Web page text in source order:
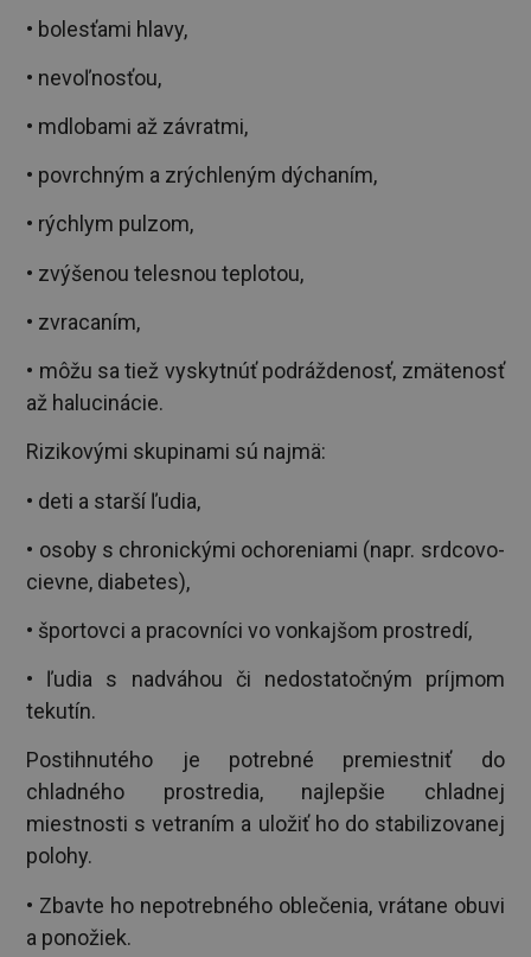
• bolesťami hlavy,
• nevoľnosťou,
• mdlobami až závratmi,
• povrchným a zrýchleným dýchaním,
• rýchlym pulzom,
• zvýšenou telesnou teplotou,
• zvracaním,
• môžu sa tiež vyskytnúť podráždenosť, zmätenosť
až halucinácie.
Rizikovými skupinami sú najmä:
• deti a starší ľudia,
• osoby s chronickými ochoreniami (napr. srdcovo-
cievne, diabetes),
• športovci a pracovníci vo vonkajšom prostredí,
• ľudia s nadváhou či nedostatočným príjmom
tekutín.
Postihnutého je potrebné premiestniť do
chladného prostredia, najlepšie chladnej
miestnosti s vetraním a uložiť ho do stabilizovanej
polohy.
• Zbavte ho nepotrebného oblečenia, vrátane obuvi
a ponožiek.